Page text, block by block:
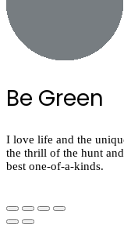
Be Green
I love life and the
the thrill of the hunt
best one-of-a-kinds.